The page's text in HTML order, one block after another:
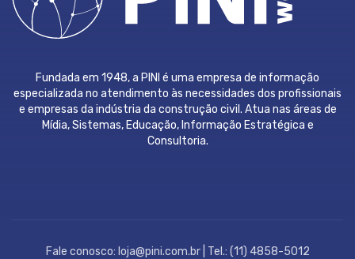
Fundada em 1948, a PINI é uma empresa de informação
especializada no atendimento às necessidades dos profissionais
e empresas da indústria da construção civil. Atua nas áreas de
Mídia, Sistemas, Educação, Informação Estratégica e
Consultoria.
Fale conosco: loja@pini.com.br | Tel.: (11) 4858-5012